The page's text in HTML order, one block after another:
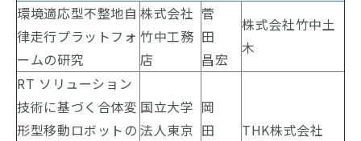
環境適応型不整地自
律走行プラットフォ
ームの研究
株式会社
竹中工務
店
菅
田
昌宏
株式会社竹中土
木
RT ソリューション
技術に基づく合体変
形型移動ロボットの
国立大学
法人東京
岡
田
THK株式会社